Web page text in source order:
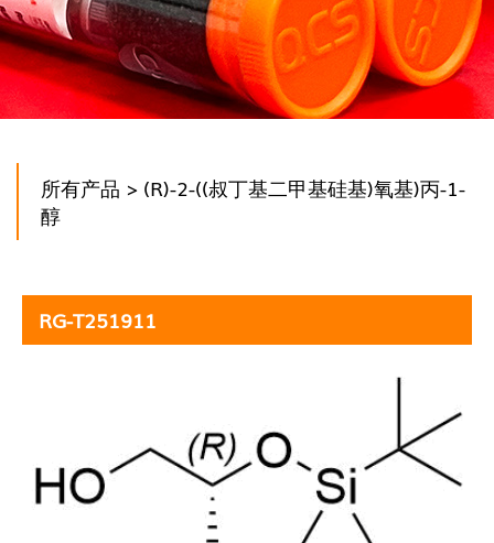
所有产品 > (R)-2-((叔丁基二甲基硅基)氧基)丙-1-
醇
RG-T251911